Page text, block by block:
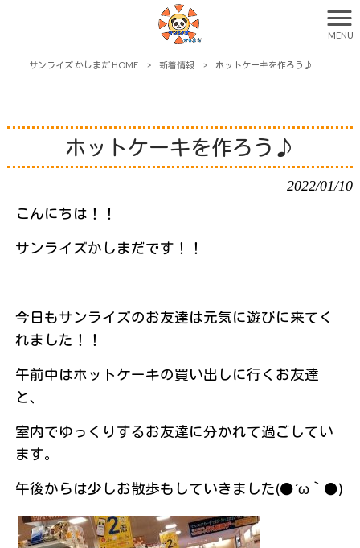
MENU
サンライズ かしまだ HOME > 新着情報 > ホットケーキを作ろう♪
ホットケーキを作ろう♪
2022/01/10
こんにちは！！
サンライズかしまだです！！
今日もサンライズのお友達は元気に遊びに来てく
れました！！
午前中はホットケーキの買い出しに行くお友達
と、
室内でゆっくりするお友達に分かれて過ごしてい
ます。
午後からは少しお散歩もしていきました(●´ω｀●)